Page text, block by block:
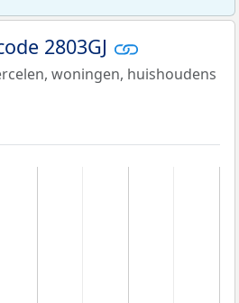
2803GJ
woningen, huishoudens